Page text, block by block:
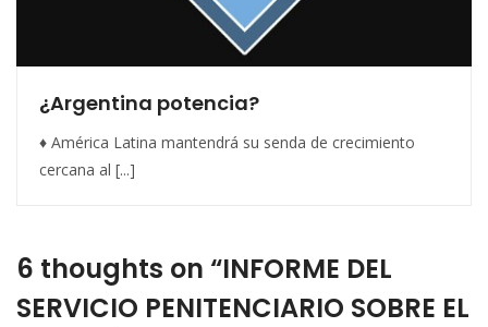
¿Argentina potencia?
♦ América Latina mantendrá su senda de crecimiento
cercana al [...]
6 thoughts on “INFORME DEL
SERVICIO PENITENCIARIO SOBRE EL